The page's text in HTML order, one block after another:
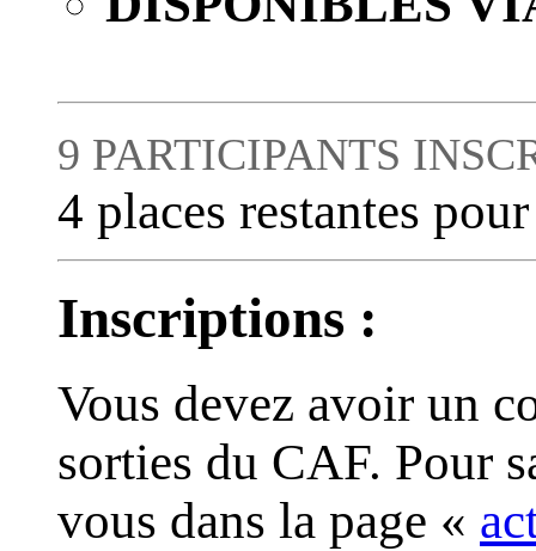
9 PARTICIPANTS
4 places restantes
Inscriptions :
Vous devez avoir un
sorties du CAF. Pour
vous dans la page «